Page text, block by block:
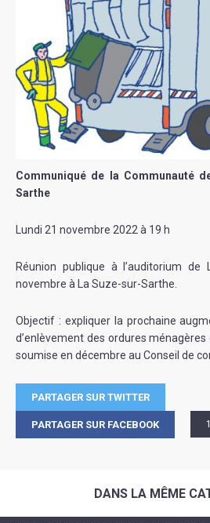
Communiqué de la Communauté
Sarthe
Lundi 21 novembre 2022 à 19 h
Réunion publique à l’auditorium de
novembre à La Suze-sur-Sarthe.
Objectif : expliquer la prochaine
d’enlèvement des ordures
soumise en décembre au Conseil de
PARTAGER SUR TWITTER
PARTAGER SUR FACEBOOK
DANS LA MÊME